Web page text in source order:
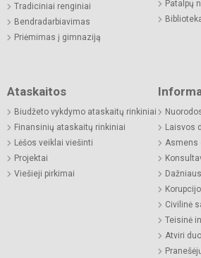
Tradiciniai renginiai
Bendradarbiavimas
Priėmimas į gimnaziją
Patalpų
Ataskaitos
Biudžeto vykdymo ataskaitų rinkiniai
Finansinių ataskaitų rinkiniai
Lėšos veiklai viešinti
Projektai
Viešieji pirkimai
Laisvos
Asmens
Civilinė
Teisinė
Atviri